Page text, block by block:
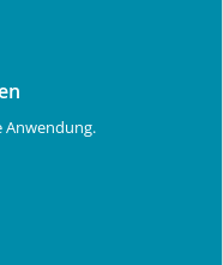
Anwendung.